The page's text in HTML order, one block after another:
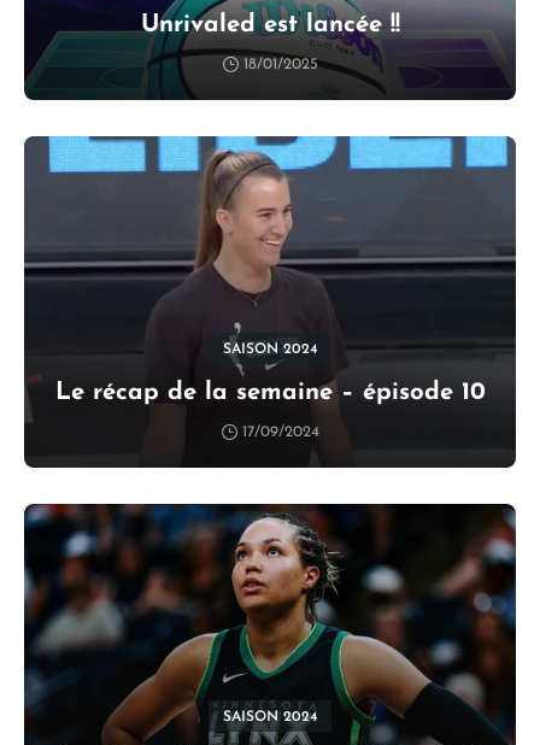
Unrivaled est lancée !!
18/01/2025
SAISON 2024
Le récap de la semaine – épisode 10
17/09/2024
SAISON 2024